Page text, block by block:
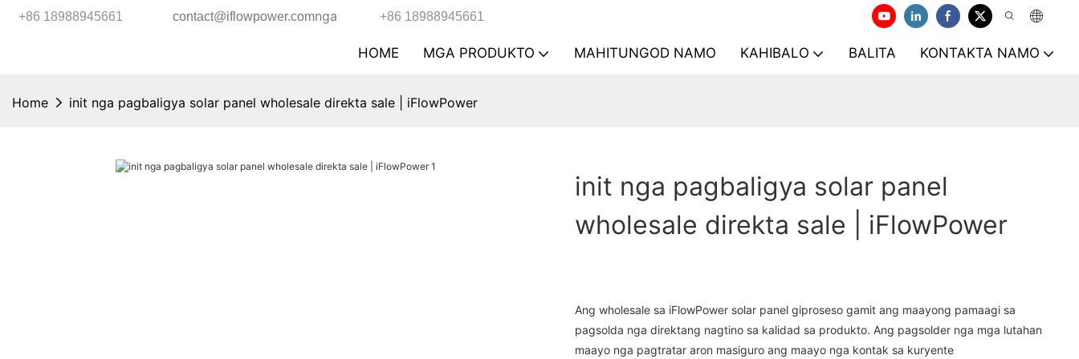
+86 18988945661 contact@iflowpower.comnga +86 18988945661
HOME MGA PRODUKTO MAHITUNGOD NAMO KAHIBALO BALITA KONTAKTA NAMO
Home init nga pagbaligya solar panel wholesale direkta sale | iFlowPower
init nga pagbaligya solar panel
wholesale direkta sale | iFlowPower
Ang wholesale sa iFlowPower solar panel giproseso gamit ang maayong pamaagi sa
pagsolda nga direktang nagtino sa kalidad sa produkto. Ang pagsolder nga mga lutahan
maayo nga pagtratar aron masiguro ang maayo nga kontak sa kuryente